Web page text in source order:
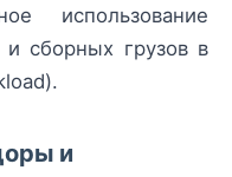
использование
и сборных грузов в
и